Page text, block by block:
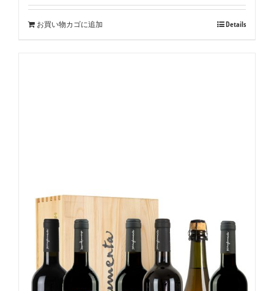
お買い物カゴに追加 Details